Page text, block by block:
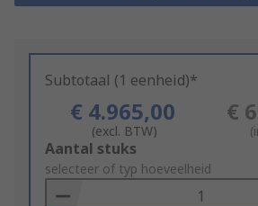
Subtotaal (1 eenheid)*
€ 4.965,00
(excl. BTW)
€
Add
to
Basket
Aantal stuks
selecteer of typ hoeveelheid